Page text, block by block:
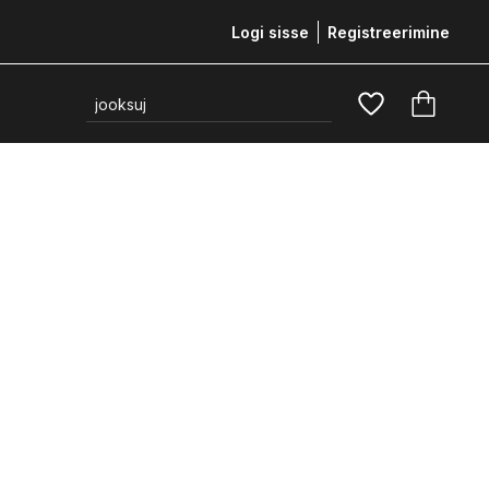
Logi sisse Registreerimine